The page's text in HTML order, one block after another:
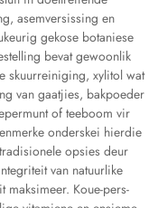
asemversissing en
gekose botaniese
bevat gewoonlik
skuurreiniging, xylitol wat
van gaatjies, bakpoeder
of teeboom vir
onderskei hierdie
opsies deur
van natuurlike
Koue-pers-